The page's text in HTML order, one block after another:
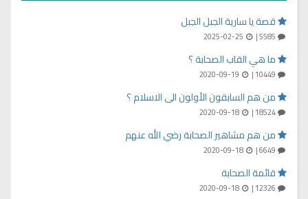
قصة يا سارية الجبل الجبل
ما هي القاب الصحابة ؟
من هم السابقون الأولون الى الاسلام ؟
18524 |
2020-09-18
من هم مشاهير الصحابة رضي الله عنهم
2020-09-18
قائمة الصحابة
2020-09-18